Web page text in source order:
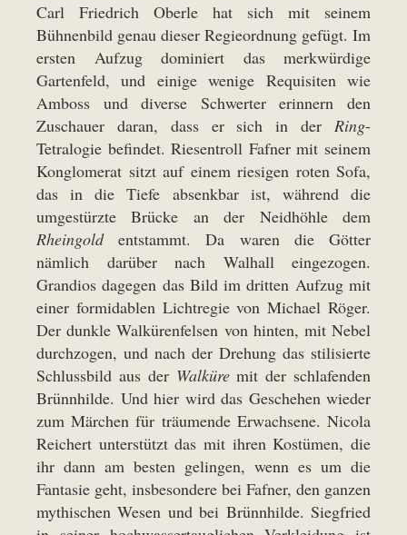
Carl Friedrich Oberle hat sich mit seinem
Bühnenbild genau dieser Regieordnung gefügt. Im
ersten Aufzug dominiert das merkwürdige
Gartenfeld, und einige wenige Requisiten wie
Amboss und diverse Schwerter erinnern den
Zuschauer daran, dass er sich in der Ring-
Tetralogie befindet. Riesentroll Fafner mit seinem
Konglomerat sitzt auf einem riesigen roten Sofa,
das in die Tiefe absenkbar ist, während die
umgestürzte Brücke an der Neidhöhle dem
Rheingoldentstammt. Da waren die Götter
nämlich darüber nach Walhall eingezogen.
Grandios dagegen das Bild im dritten Aufzug mit
einer formidablen Lichtregie von Michael Röger.
Der dunkle Walkürenfelsen von hinten, mit Nebel
durchzogen, und nach der Drehung das stilisierte
Schlussbild aus der Walküremit der schlafenden
Brünnhilde. Und hier wird das Geschehen wieder
zum Märchen für träumende Erwachsene. Nicola
Reichert unterstützt das mit ihren Kostümen, die
ihr dann am besten gelingen, wenn es um die
Fantasie geht, insbesondere bei Fafner, den ganzen
mythischen Wesen und bei Brünnhilde. Siegfried